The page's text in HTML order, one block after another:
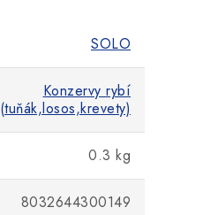
SOLO
Konzervy rybí
(tuňák,losos,krevety)
0.3 kg
8032644300149